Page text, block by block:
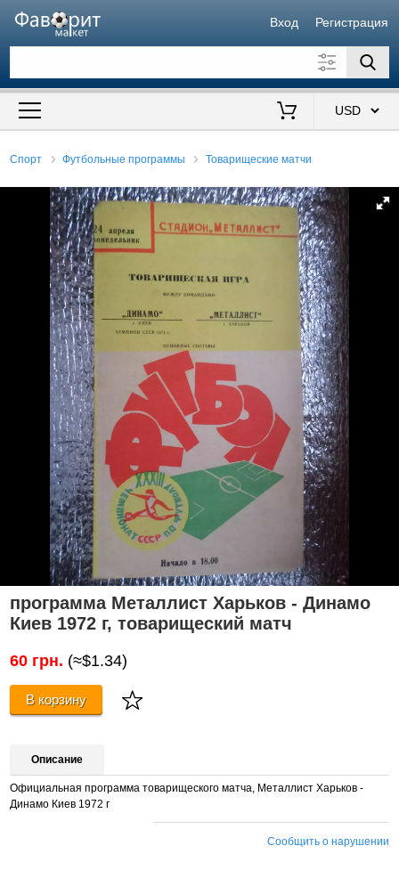
Вход Регистрация
Искать также в описании
Спорт Футбольные программы Товарищеские матчи
программа Металлист Харьков - Динамо
Киев 1972 г, товарищеский матч
60 грн. (≈$1.34)
В корзину
Описание
Официальная программа товарищеского матча, Металлист Харьков -
Динамо Киев 1972 г
Сообщить о нарушении